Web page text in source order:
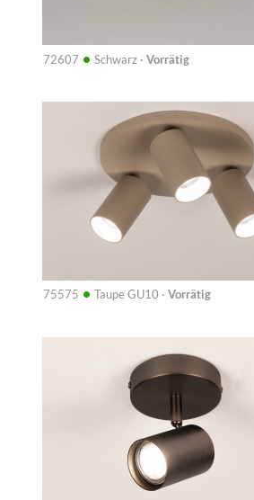
72607 • Schwarz · Vorrätig
75575 • Taupe GU10 · Vorrätig
Info
Info